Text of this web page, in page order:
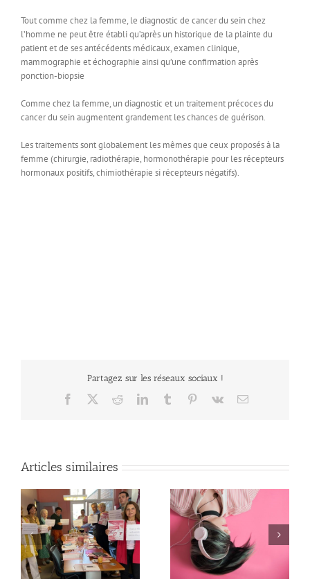
Tout comme chez la femme, le diagnostic de cancer du sein chez
l’homme ne peut être établi qu’après un historique de la plainte du
patient et de ses antécédents médicaux, examen clinique,
mammographie et échographie ainsi qu’une confirmation après
ponction-biopsie
Comme chez la femme, un diagnostic et un traitement précoces du
cancer du sein augmentent grandement les chances de guérison.
Les traitements sont globalement les mêmes que ceux proposés à la
femme (chirurgie, radiothérapie, hormonothérapie pour les récepteurs
hormonaux positifs, chimiothérapie si récepteurs négatifs).
Partagez sur les réseaux sociaux !
Facebook RedditLinkedInTumblr Pinterest
Vk Email
Articles similaires
Article – DECEMBRE
2019
Article – NOVEMBRE
2019